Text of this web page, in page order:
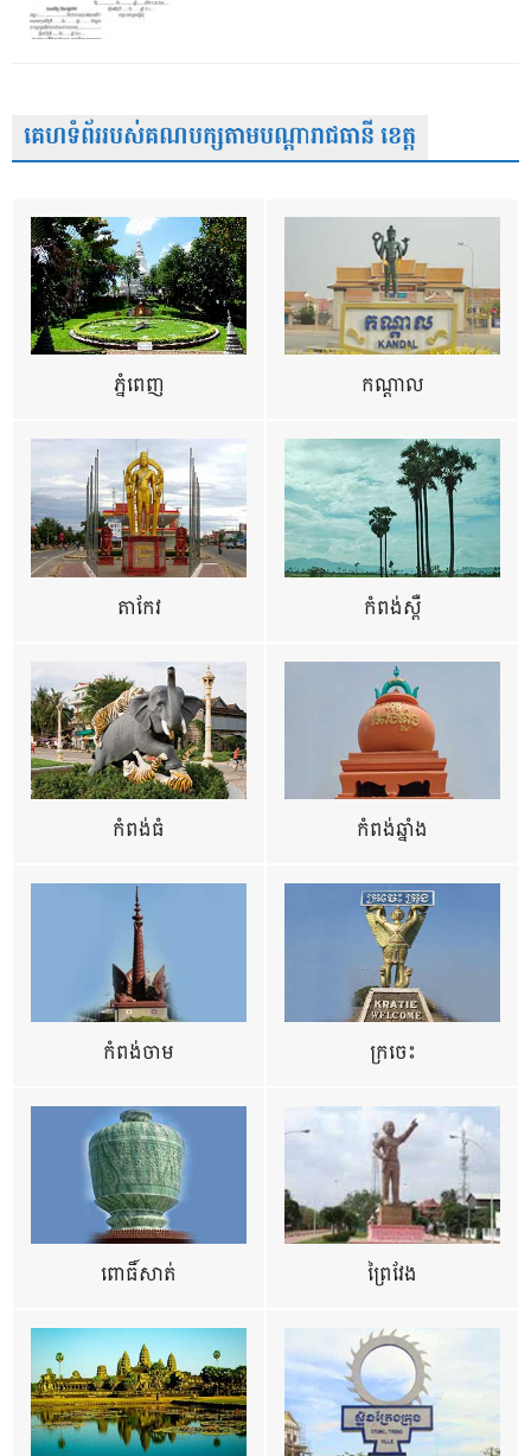
គេហទំព័ររបស់គណបក្សតាមបណ្តារាជធានី ខេត្ត
ភ្នំពេញ កណ្តាល
តាកែវ កំពង់ស្ពឺ
កំពង់ធំ កំពង់ឆ្នាំង
កំពង់ចាម ក្រចេះ
ពោធិ៍សាត់ ព្រៃវែង